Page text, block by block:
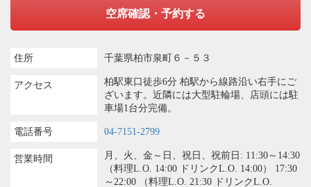
空席確認・予約する
住所 千葉県柏市泉町６－５３
アクセス
柏駅東口徒歩6分 柏駅から線路沿い右手にご
ざいます。近隣には大型駐輪場、店頭には駐
車場1台分完備。
電話番号 04-7151-2799
営業時間
月、火、金～日、祝日、祝前日: 11:30～14:30
（料理L.O. 14:00 ドリンクL.O. 14:00） 17:30
～22:00 （料理L.O. 21:30 ドリンクL.O.